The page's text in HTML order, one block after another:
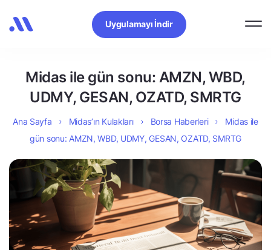
Uygulamayı İndir
Midas ile gün sonu: AMZN, WBD,
UDMY, GESAN, OZATD, SMRTG
Ana Sayfa Midas’ın Kulakları Borsa Haberleri
Midas ile
gün sonu: AMZN, WBD, UDMY, GESAN, OZATD, SMRTG